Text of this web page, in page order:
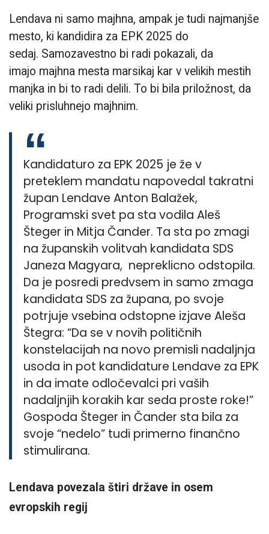
Lendava ni samo majhna, ampak je tudi najmanjše
mesto, ki kandidira za EPK 2025 do
sedaj. Samozavestno bi radi pokazali, da
imajo majhna mesta marsikaj kar v velikih mestih
manjka in bi to radi delili. To bi bila priložnost, da
veliki prisluhnejo majhnim.
Kandidaturo za EPK 2025 je že v
preteklem mandatu napovedal takratni
župan Lendave Anton Balažek,
Programski svet pa sta vodila Aleš
Šteger in Mitja Čander. Ta sta po zmagi
na županskih volitvah kandidata SDS
Janeza Magyara, nepreklicno odstopila.
Da je posredi predvsem in samo zmaga
kandidata SDS za župana, po svoje
potrjuje vsebina odstopne izjave Aleša
Štegra: “Da se v novih političnih
konstelacijah na novo premisli nadaljnja
usoda in pot kandidature Lendave za EPK
in da imate odločevalci pri vaših
nadaljnjih korakih kar seda proste roke!”
Gospoda Šteger in Čander sta bila za
svoje “nedelo” tudi primerno finančno
stimulirana.
Lendava povezala štiri države in osem
evropskih regij